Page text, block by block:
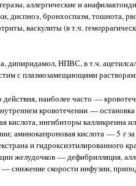
аллергические и
диспноэ, бронхоспазм, тошнота,
васкулиты (в т.ч.
дипиридамол, НПВС, в т.ч.
с плазмозамещающими
наиболее часто —
кровотечении —
кислота, ингибиторы
аминокапроновая кислота — 5 г
и гидроксиэтилированного
желудочков — дефибрилляция,
— снижение скорости инфузии,